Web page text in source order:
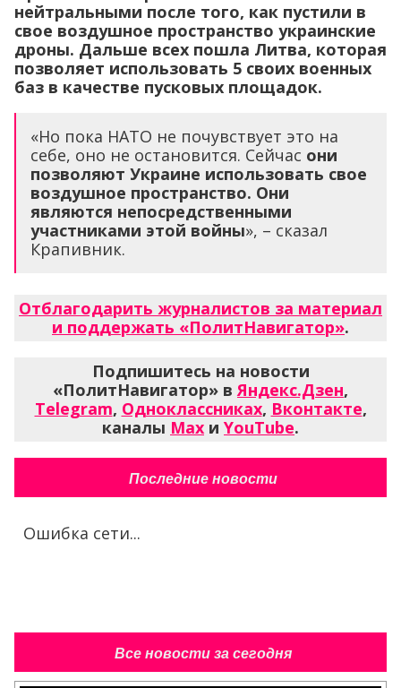
нейтральными после того, как пустили в
свое воздушное пространство украинские
дроны. Дальше всех пошла Литва, которая
позволяет использовать 5 своих военных
баз в качестве пусковых площадок.
«Но пока НАТО не почувствует это на
себе, оно не остановится. Сейчас они
позволяют Украине использовать свое
воздушное пространство. Они
являются непосредственными
участниками этой войны», – сказал
Крапивник.
Отблагодарить журналистов за материал
и поддержать «ПолитНавигатор».
Подпишитесь на новости
«ПолитНавигатор» вЯндекс.Дзен,
Telegram, Одноклассниках, Вконтакте,
каналы Max и YouTube.
Последние новости
Ошибка сети...
Все новости за сегодня